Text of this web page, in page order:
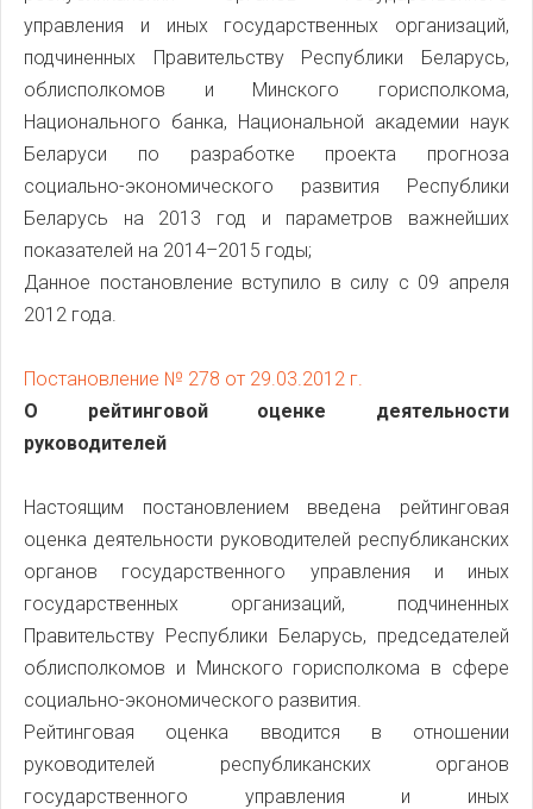
управления и иных государственных организаций,
подчиненных Правительству Республики Беларусь,
облисполкомов и Минского горисполкома,
Национального банка, Национальной академии наук
Беларуси по разработке проекта прогноза
социально-экономического развития Республики
Беларусь на 2013 год и параметров важнейших
показателей на 2014–2015 годы;
Данное постановление вступило в силу с 09 апреля
2012 года.
Постановление № 278 от 29.03.2012 г.
О рейтинговой оценке деятельности
руководителей
Настоящим постановлением введена рейтинговая
оценка деятельности руководителей республиканских
органов государственного управления и иных
государственных организаций, подчиненных
Правительству Республики Беларусь, председателей
облисполкомов и Минского горисполкома в сфере
социально-экономического развития.
Рейтинговая оценка вводится в отношении
руководителей республиканских органов
государственного управления и иных